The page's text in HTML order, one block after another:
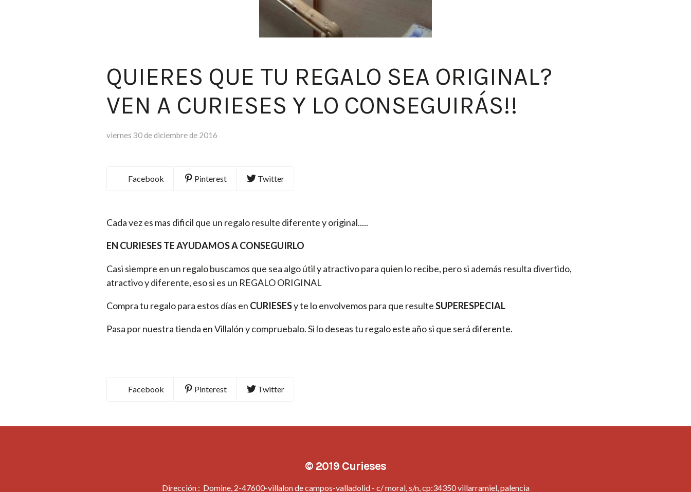
QUIERES QUE TU REGALO SEA ORIGINAL?
VEN A CURIESES Y LO CONSEGUIRÁS!!
viernes 30 de diciembre de 2016
Facebook Pinterest Twitter
Cada vez es mas dificil que un regalo resulte diferente y original.....
EN CURIESES TE AYUDAMOS A CONSEGUIRLO
Casi siempre en un regalo buscamos que sea algo útil y atractivo para quien lo recibe, pero si además resulta divertido,
atractivo y diferente, eso si es un REGALO ORIGINAL
Compra tu regalo para estos días en CURIESESy te lo envolvemos para que resulteSUPERESPECIAL
Pasa por nuestra tienda en Villalón y compruebalo. Si lo deseas tu regalo este año si que será diferente.
Facebook Pinterest Twitter
© 2019 Curieses
Dirección : Domine, 2-47600-villalon de campos-valladolid - c/ moral, s/n, cp:34350 villarramiel, palencia